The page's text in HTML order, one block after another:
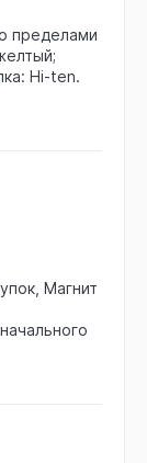
пределами
Hi-ten.
Магнит